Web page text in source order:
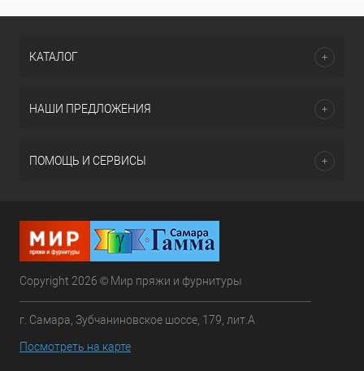
КАТАЛОГ
НАШИ ПРЕДЛОЖЕНИЯ
ПОМОЩЬ И СЕРВИСЫ
Copyright 2026 © Мир пряжи и фурнитуры
г. Самара, Зубчаниновское шоссе, 179, лит.А
Посмотреть на карте